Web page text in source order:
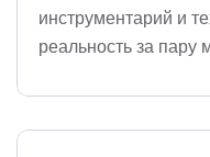
инструментарий и
реальность за пару